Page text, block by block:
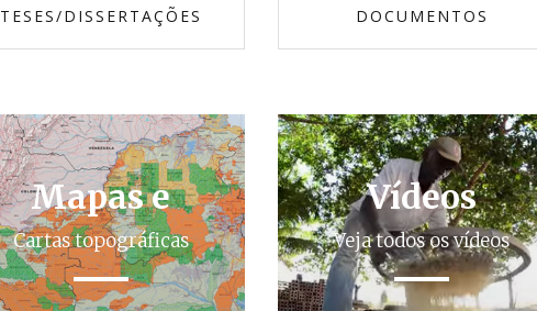
TESES/DISSERTAÇÕES DOCUMENTOS
Mapas e
Cartas topográficas
Vídeos
Veja todos os vídeos